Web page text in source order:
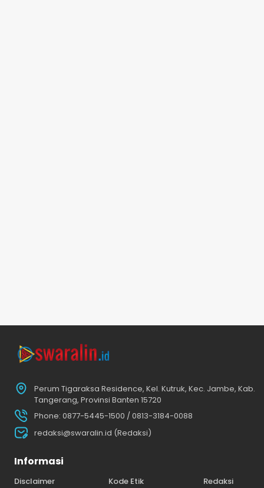
Perum Tigaraksa Residence, Kel. Kutruk, Kec. Jambe, Kab.
Tangerang, Provinsi Banten 15720
Phone: 0877-5445-1500 / 0813-3184-0088
redaksi@swaralin.id (Redaksi)
Informasi
Disclaimer Kode Etik
Redaksi